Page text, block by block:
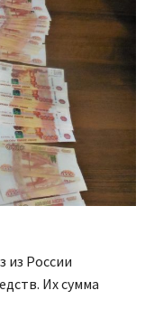
из России
Их сумма